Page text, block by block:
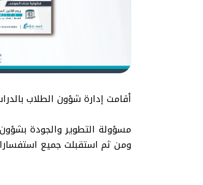
أقامت إدارة شؤون الطلاب
مسؤولة التطوير والجودة بشؤون
ومن ثم استقبلت جميع